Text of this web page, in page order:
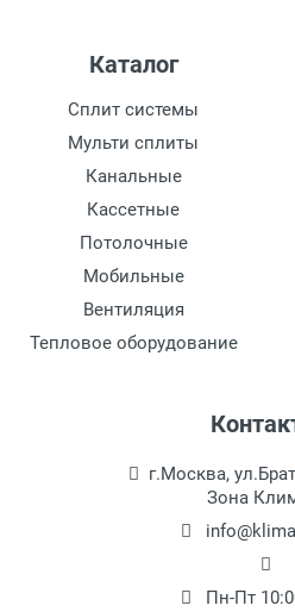
Каталог
Сплит системы
Мульти сплиты
Канальные
Кассетные
Потолочные
Мобильные
Вентиляция
Тепловое оборудование
г.Москва,
Зона
Пн-Пт